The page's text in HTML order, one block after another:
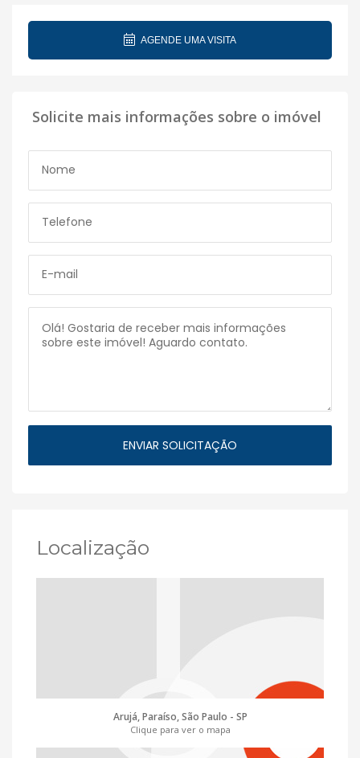
AGENDE UMA VISITA
Solicite mais informações sobre o imóvel
Localização
Arujá, Paraíso, São Paulo - SP
Clique para ver o mapa